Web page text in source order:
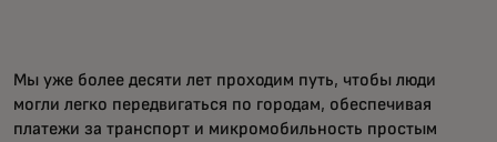
Мы уже более десяти лет проходим путь, чтобы люди
могли легко передвигаться по городам, обеспечивая
платежи за транспорт и микромобильность простым